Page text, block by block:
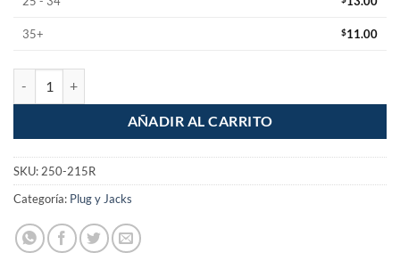
35+ $11.00
AÑADIR AL CARRITO
SKU:250-215R
Categoría: Plug y Jacks